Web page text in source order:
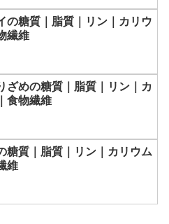
の糖質｜脂質｜リン｜カリウ
繊維
ざめの糖質｜脂質｜リン｜カ
食物繊維
糖質｜脂質｜リン｜カリウム
維